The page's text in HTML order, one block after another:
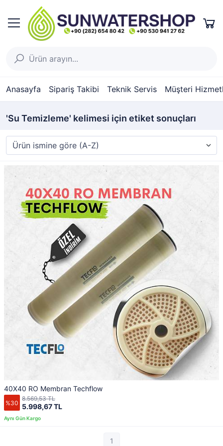
Anasayfa Sipariş Takibi Teknik Servis Müşteri
'Su Temizleme' kelimesi için etiket sonuçları
40X40 RO Membran Techflow
%30 5.998,67 TL
8.569,53 TL
1